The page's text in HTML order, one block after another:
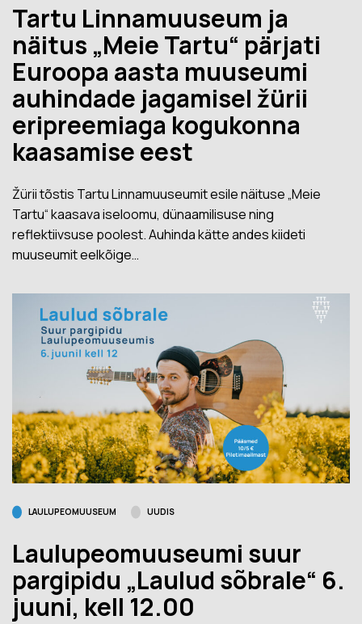
Tartu Linnamuuseum ja
näitus „Meie Tartu“ pärjati
Euroopa aasta muuseumi
auhindade jagamisel žürii
eripreemiaga kogukonna
kaasamise eest
Žürii tõstis Tartu Linnamuuseumit esile näituse „Meie
Tartu“ kaasava iseloomu, dünaamilisuse ning
reflektiivsuse poolest. Auhinda kätte andes kiideti
muuseumit eelkõige…
LAULUPEOMUUSEUM UUDIS
Laulupeomuuseumi suur
pargipidu „Laulud sõbrale“ 6.
juuni, kell 12.00